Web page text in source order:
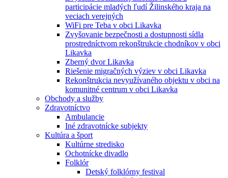
participácie mladých ľudí Žilinského kraja na
veciach verejných
WiFi pre Teba v obci Likavka
Zvyšovanie bezpečnosti a dostupnosti sídla
prostredníctvom rekonštrukcie chodníkov v obci
Likavka
Zberný dvor Likavka
Riešenie migračných výziev v obci Likavka
Rekonštrukcia nevyužívaného objektu v obci na
komunitné centrum v obci Likavka
Obchody a služby
Zdravotníctvo
Ambulancie
Iné zdravotnícke subjekty
Kultúra a šport
Kultúrne stredisko
Ochotnícke divadlo
Folklór
Detský folklórny festival